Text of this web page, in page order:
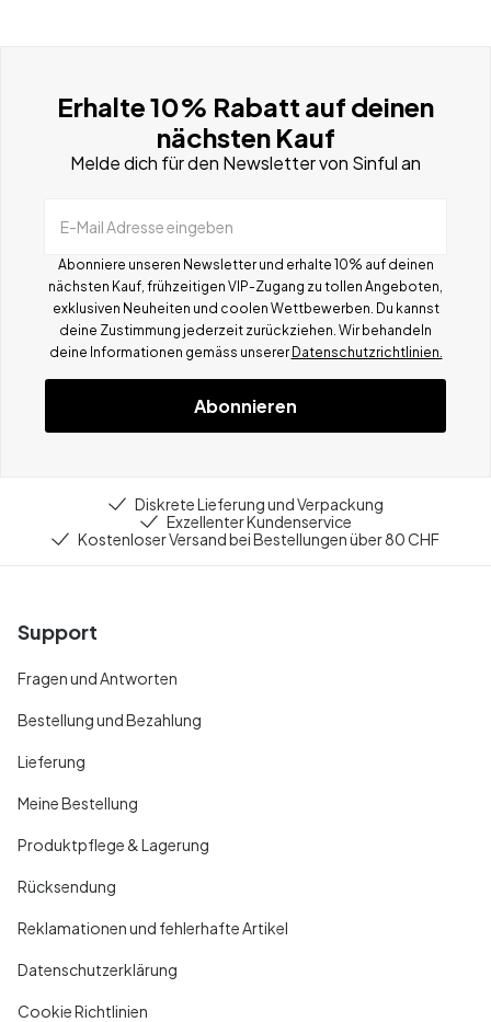
Erhalte 10% Rabatt auf deinen
nächsten Kauf
Melde dich für den Newsletter von Sinful an
E-Mail Adresse eingeben
Abonniere unseren Newsletter und erhalte 10% auf deinen
nächsten Kauf, frühzeitigen VIP-Zugang zu tollen Angeboten,
exklusiven Neuheiten und coolen Wettbewerben. Du kannst
deine Zustimmung jederzeit zurückziehen. Wir behandeln
deine Informationen gemäss unserer Datenschutzrichtlinien.
Abonnieren
Diskrete Lieferung und Verpackung
Exzellenter Kundenservice
Kostenloser Versand bei Bestellungen über 80 CHF
Support
Fragen und Antworten
Bestellung und Bezahlung
Lieferung
Meine Bestellung
Produktpflege & Lagerung
Rücksendung
Reklamationen und fehlerhafte Artikel
Datenschutzerklärung
Cookie Richtlinien